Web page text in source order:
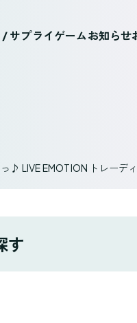
サプライゲームお知らせ
♪ LIVE EMOTION トレーデ
す